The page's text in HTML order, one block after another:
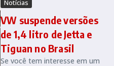
Notícias
VW suspende versões
de 1,4 litro de Jetta e
Tiguan no Brasil
Se você tem interesse em um